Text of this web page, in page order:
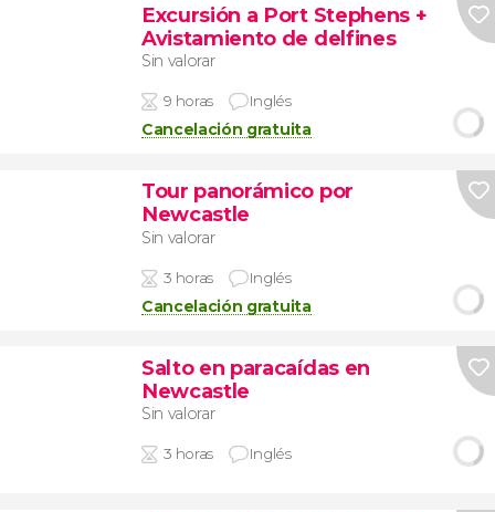
Excursión a Port Stephens +
Avistamiento de delfines
Sin valorar
9 horas Inglés
Cancelación gratuita
Tour panorámico por
Newcastle
Sin valorar
3 horas Inglés
Cancelación gratuita
Salto en paracaídas en
Newcastle
Sin valorar
3 horas Inglés